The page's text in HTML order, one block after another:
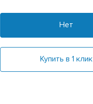
Нет
Купить в 1 клик